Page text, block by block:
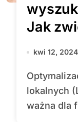
Jak
kwi 12, 2024
Optymalizacja dla wyszukiwarek
lokalnych
ważna dla